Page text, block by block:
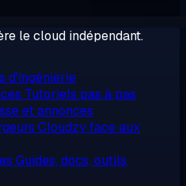
le cloud indépendant.
d'ingénierie
Tutoriels pas à pas
et annonces
Cloudzy face aux
Guides, docs, outils,